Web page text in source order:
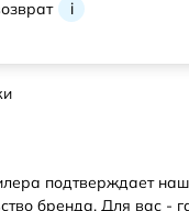
i
подтверждает
бренда. Для вас -